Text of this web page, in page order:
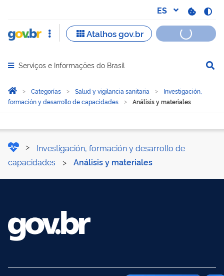
Abrir menu principal de navegação
Serviços e Informações do Brasil
Você está aqui:
InicioCategorías Salud y vigilancia sanitaria
Investigación,
formación y desarrollo de capacidades
Análisis y materiales
Análisis y materiales
Investigación, formación y desarrollo de
capacidades
> Análisis y materiales